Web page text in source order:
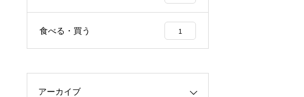
食べる・買う 1
アーカイブ